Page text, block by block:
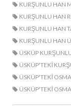
KURŞUNLU HAN
KURŞUNLU HAN
KURŞUNLU HAN
KURŞUNLU HAN
ÜSKÜP
ÜSKÜP'TEKI
ÜSKÜP'TEKI
ÜSKÜP'TEKI